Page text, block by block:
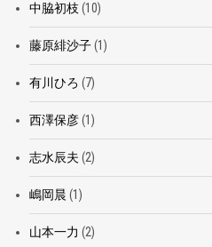
中脇初枝 (10)
藤原緋沙子(1)
有川ひろ (7)
西澤保彦(1)
志水辰夫 (2)
嶋岡晨 (1)
山本一力 (2)